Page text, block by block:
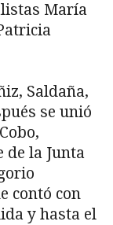
María
Saldaña,
se unió
de la Junta
contó con
y hasta el